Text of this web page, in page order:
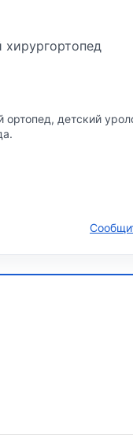
хирургортопед
детский